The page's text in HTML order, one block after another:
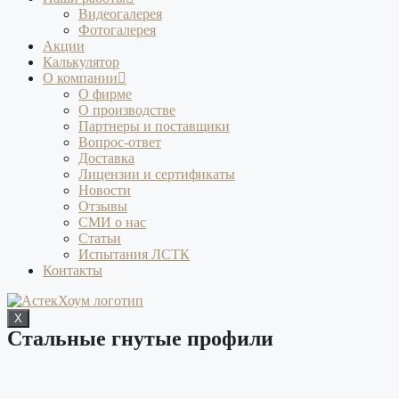
Видеогалерея
Фотогалерея
Акции
Калькулятор
О компании
О фирме
О производстве
Партнеры и поставщики
Вопрос-ответ
Доставка
Лицензии и сертификаты
Новости
Отзывы
СМИ о нас
Статьи
Испытания ЛСТК
Контакты
X
Стальные гнутые профили